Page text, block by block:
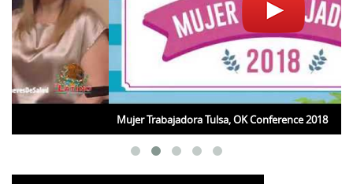
Mujer Trabajadora Tulsa, OK Conference 2018